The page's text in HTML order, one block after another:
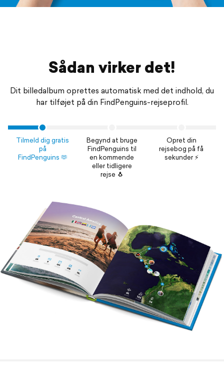
Sådan virker det!
Dit billedalbum oprettes automatisk med det indhold, du
har tilføjet på din FindPenguins-rejseprofil.
Tilmeld dig gratis
på
FindPenguins 🫶
Begynd at bruge
FindPenguins til
en kommende
eller tidligere
rejse 🐧
Opret din
rejsebog på få
sekunder ⚡️